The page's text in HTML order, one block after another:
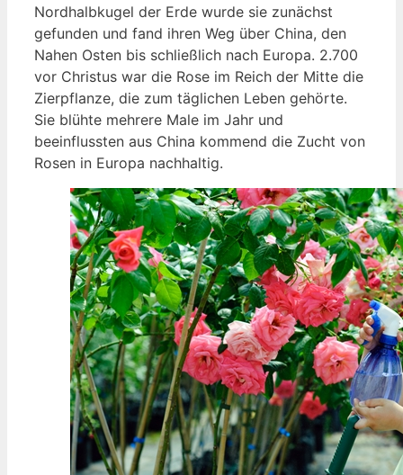
Nordhalbkugel der Erde wurde sie zunächst
gefunden und fand ihren Weg über China, den
Nahen Osten bis schließlich nach Europa. 2.700
vor Christus war die Rose im Reich der Mitte die
Zierpflanze, die zum täglichen Leben gehörte.
Sie blühte mehrere Male im Jahr und
beeinflussten aus China kommend die Zucht von
Rosen in Europa nachhaltig.